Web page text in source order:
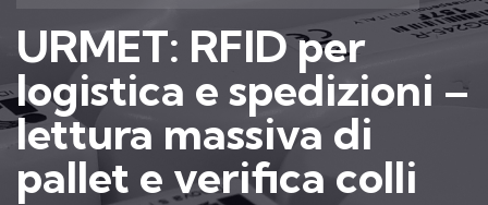
URMET: RFID per
logistica e spedizioni –
lettura massiva di
pallet e verifica colli